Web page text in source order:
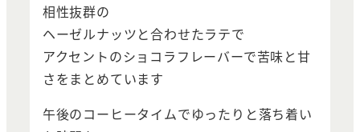
相性抜群の
ヘーゼルナッツと合わせたラテで
アクセントのショコラフレーバーで苦味と甘
さをまとめています
午後のコーヒータイムでゆったりと落ち着い